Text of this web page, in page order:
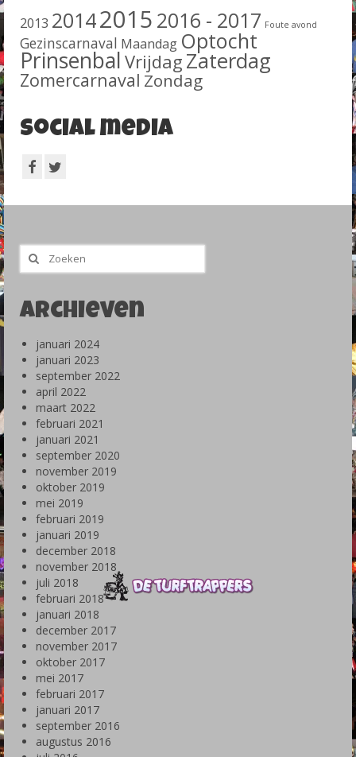
2013 20142015 2016 - 2017 Foute avond
Gezinscarnaval Maandag Optocht
Prinsenbal Vrijdag Zaterdag
Zomercarnaval Zondag
Social media
Zoeken
naar:
Archieven
januari 2024
januari 2023
september 2022
april 2022
maart 2022
februari 2021
januari 2021
september 2020
november 2019
oktober 2019
mei 2019
februari 2019
januari 2019
december 2018
november 2018
juli 2018
februari 2018
januari 2018
december 2017
november 2017
oktober 2017
mei 2017
februari 2017
januari 2017
september 2016
augustus 2016